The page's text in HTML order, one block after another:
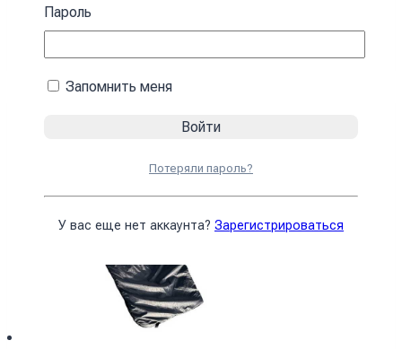
₴
Пароль
Запомнить меня
Потеряли пароль?
У вас еще нет аккаунта? Зарегистрироваться